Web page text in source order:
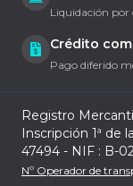
Liquidación
Crédito
Pago diferido
Registro
Inscripción 1ª de
47494 - NIF : B-
Nº Operador de